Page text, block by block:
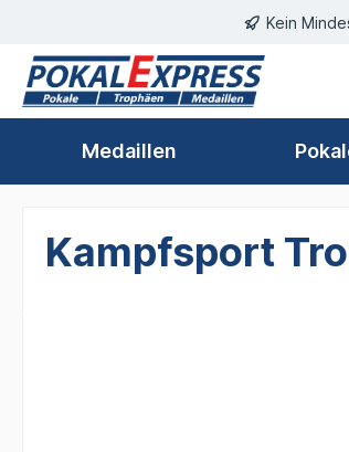
Zur Hauptnavigation springen
Kein
Medaillen
Kampfsport